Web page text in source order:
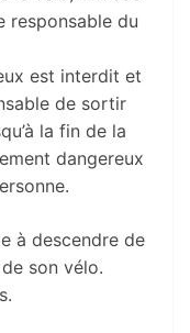
responsable du
est interdit et
de sortir
la fin de la
dangereux
à descendre de
son vélo.